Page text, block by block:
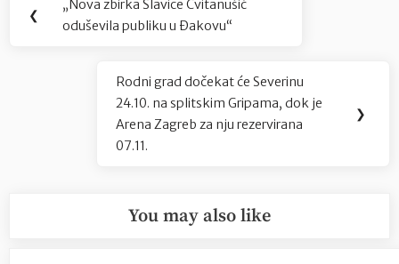
objava
❮
Previous
Post:
„Nova zbirka Slavice Cvitanušić
oduševila publiku u Đakovu“
Next
Post:
Rodni grad dočekat će Severinu
24.10. na splitskim Gripama, dok je
Arena Zagreb za nju rezervirana
07.11.
❯
You may also like